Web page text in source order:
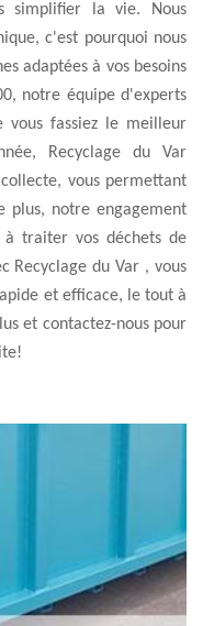
simplifier la vie. Nous
c'est pourquoi nous
adaptées à vos besoins
notre équipe d'experts
vous fassiez le meilleur
Recyclage du Var
vous permettant
plus, notre engagement
à traiter vos déchets de
Recyclage du Var , vous
et efficace, le tout à
et contactez-nous pour